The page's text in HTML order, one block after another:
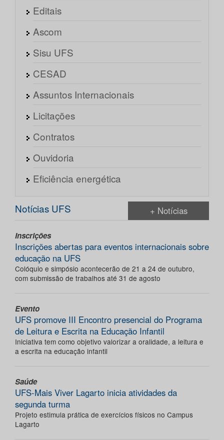
Editais
Ascom
Sisu UFS
CESAD
Assuntos Internacionais
Licitações
Contratos
Ouvidoria
Eficiência energética
Notícias UFS + Notícias
Inscrições
Inscrições abertas para eventos internacionais sobre
educação na UFS
Colóquio e simpósio acontecerão de 21 a 24 de outubro,
com submissão de trabalhos até 31 de agosto
Evento
UFS promove III Encontro presencial do Programa
de Leitura e Escrita na Educação Infantil
Iniciativa tem como objetivo valorizar a oralidade, a leitura e
a escrita na educação infantil
Saúde
UFS-Mais Viver Lagarto inicia atividades da
segunda turma
Projeto estimula prática de exercícios físicos no Campus
Lagarto